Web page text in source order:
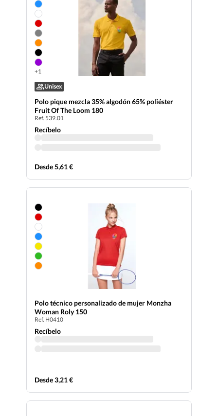
+1
Unisex
Polo pique mezcla 35% algodón 65% poliéster
Fruit Of The Loom 180
Ref. 539.01
Recíbelo
Desde 5,61 €
Polo técnico personalizado de mujer Monzha
Woman Roly 150
Ref. H0410
Recíbelo
Desde 3,21 €